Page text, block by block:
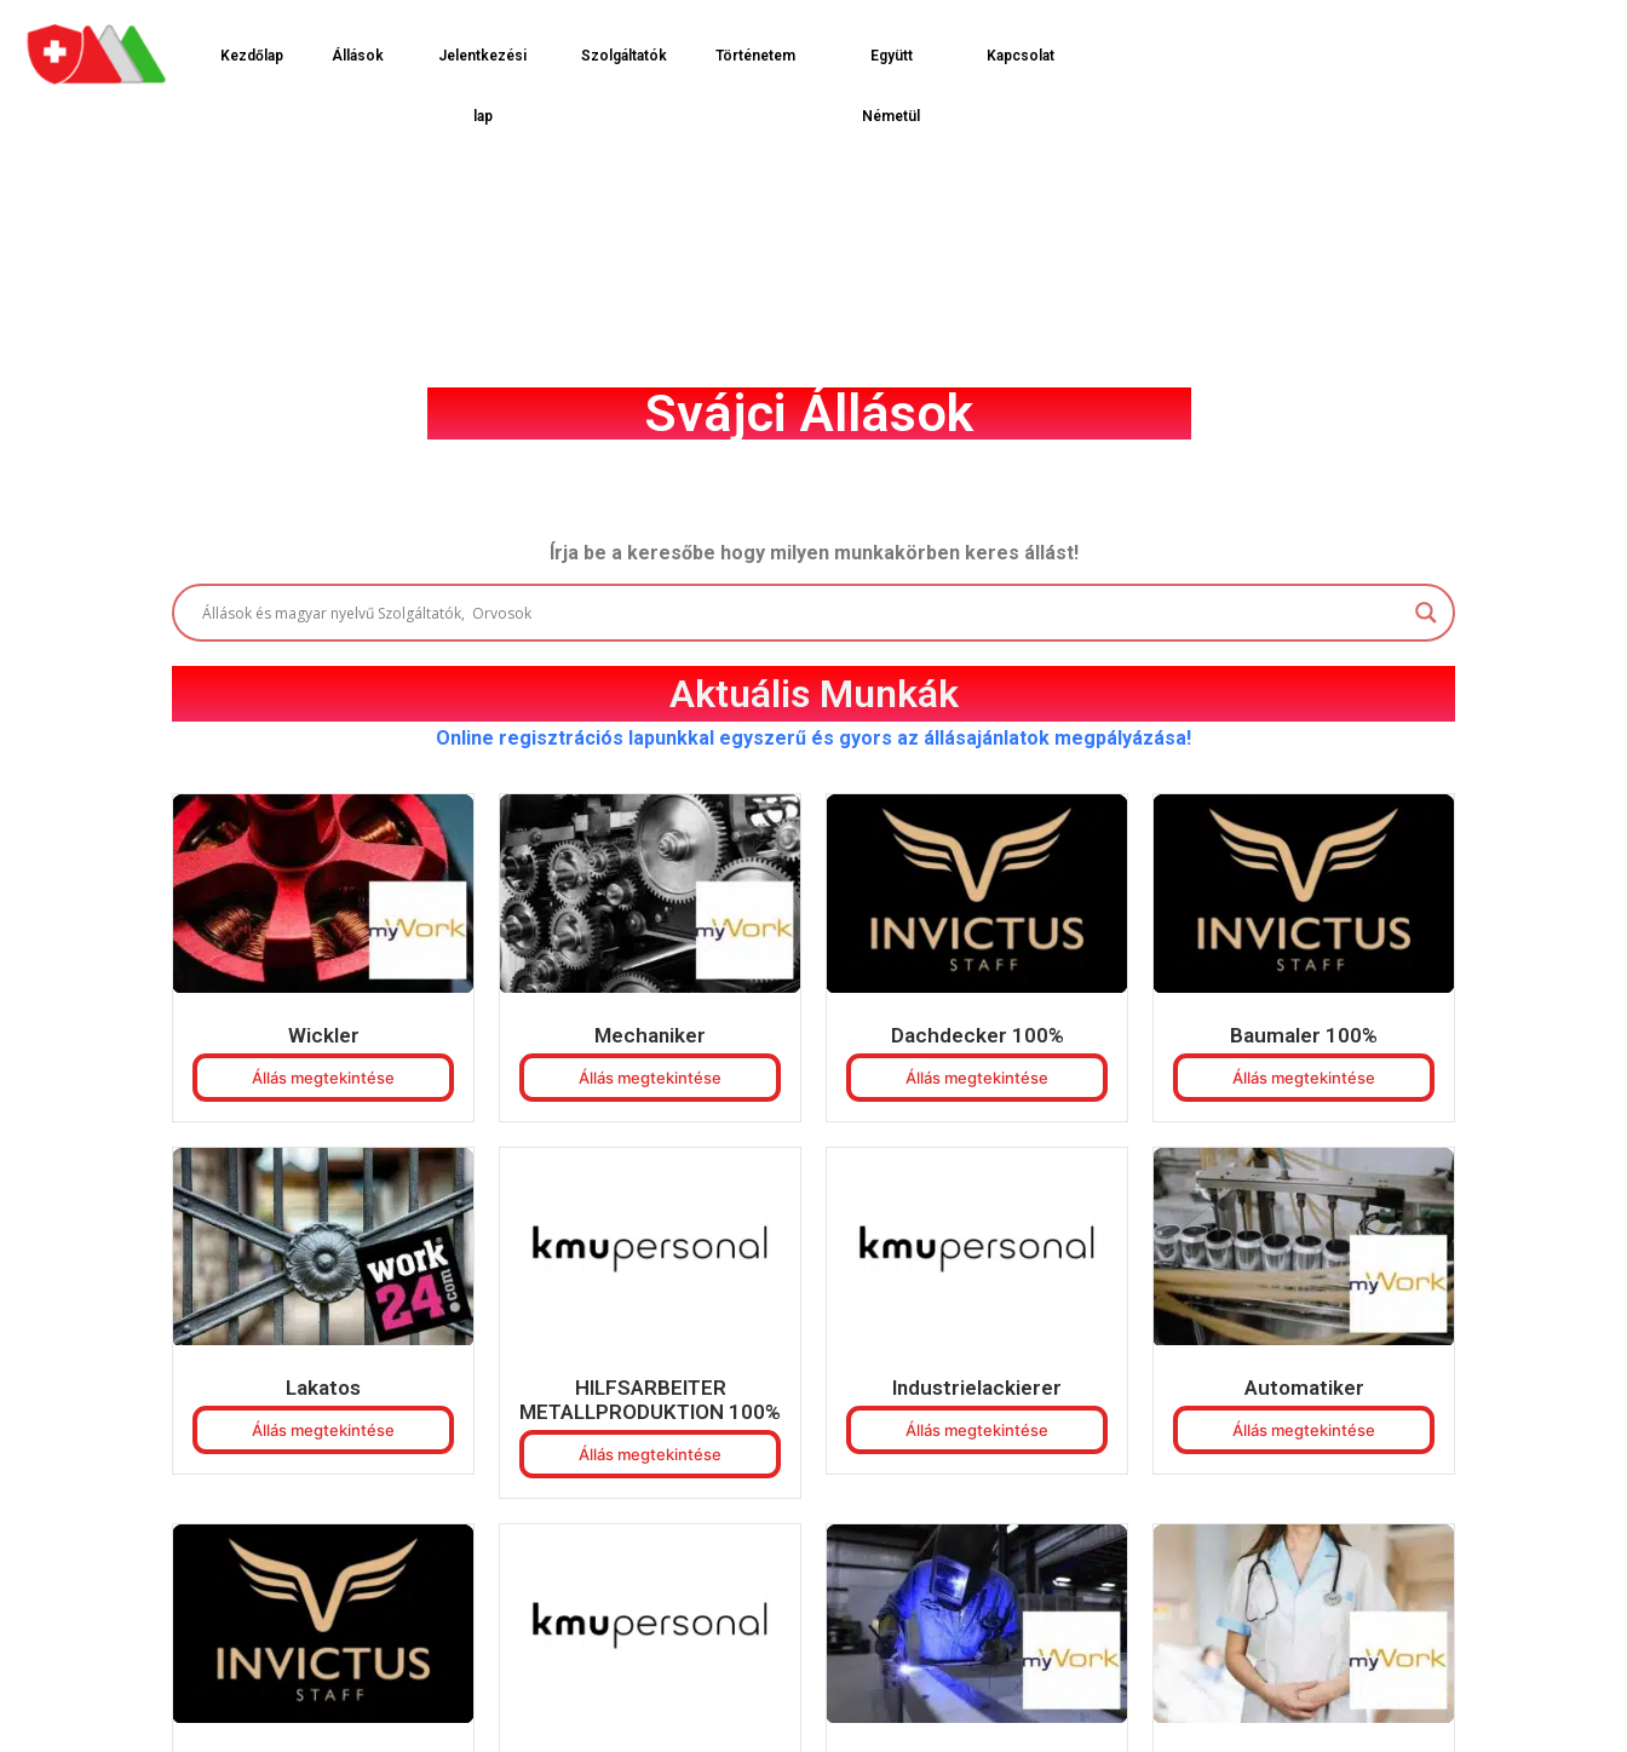
Kezdőlap Állások Jelentkezési
lap
Szolgáltatók Történetem Együtt
Németül
Kapcsolat
Svájci Állások
Írja be a keresőbe hogy milyen munkakörben keres állást!
Aktuális Munkák
Online regisztrációs lapunkkal egyszerű és gyors az állásajánlatok megpályázása!
Wickler
Állás megtekintése
Mechaniker
Állás megtekintése
Dachdecker 100%
Állás megtekintése
Baumaler 100%
Állás megtekintése
Lakatos
Állás megtekintése
HILFSARBEITER
METALLPRODUKTION 100%
Állás megtekintése
Industrielackierer
Állás megtekintése
Automatiker
Állás megtekintése